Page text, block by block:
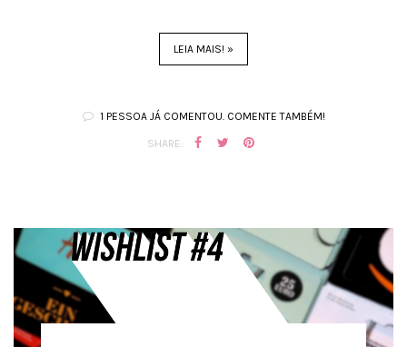
LEIA MAIS! »
1 PESSOA JÁ COMENTOU. COMENTE TAMBÉM!
SHARE: